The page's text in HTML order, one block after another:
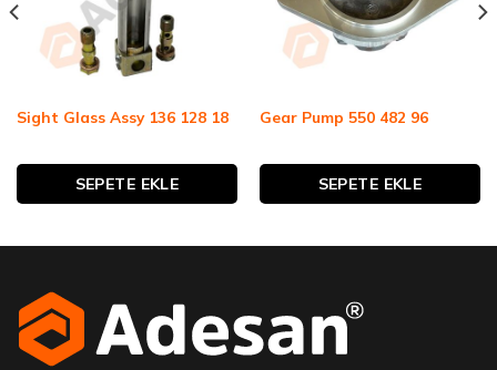
Sight Glass Assy 136 128 18
SEPETE EKLE
Gear Pump 550 482 96
SEPETE EKLE